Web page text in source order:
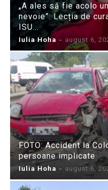
„A ales să fie acolo
nevoie”: Lecția de
ISU...
Iulia Hoha - august 6,
FOTO: Accident la
persoane implicate
Iulia Hoha - august 6,